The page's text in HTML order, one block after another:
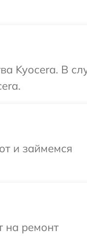
Kyocera. В
и займемся
на ремонт